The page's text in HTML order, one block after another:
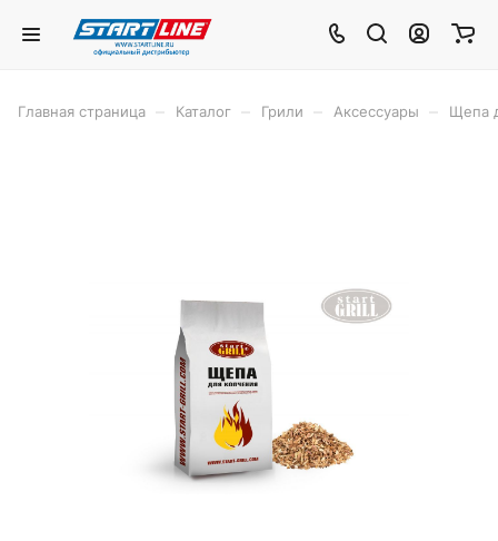
Главная страница Каталог Грили Аксессуары Щепа